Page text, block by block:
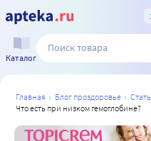
Каталог
главная блог проздоровье
что есть при низком гемоглобине?